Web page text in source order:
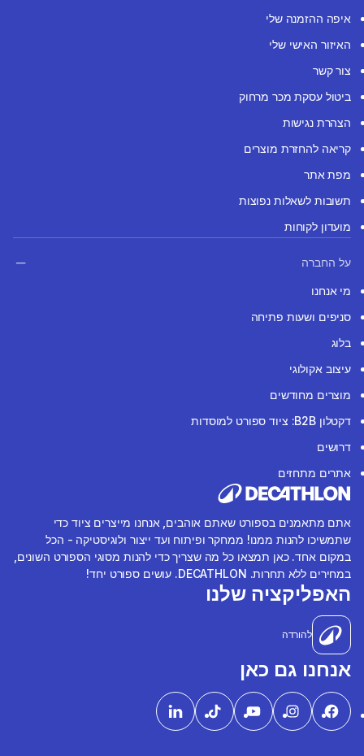
איפה ההזמנה שלי
האיזור האישי שלי
צור קשר
ביטול עסקת מכר מרחוק
הצהרת נגישות
קריאה להחזרת מוצרים
מפת אתר
תשובות לשאלות נפוצות
מועדון לקוחות
על החברה
מי אנחנו
סניפים ושעות פתיחה
בלוג
עיצוב אקולוגי
מוצרים מחודשים
דקטלון B2B: ציוד ספורט למוסדות
דרושים
אתרים מתחזים
אתם מתאמנים בספורט שאתם אוהבים, אנחנו מייצרים ציוד כדי
שתמשיכו להנות ממנו! ממחקר ופיתוח ועד ייצור ולוגיסטיקה - הכל
במקום אחד. כאן תמצאו כל מה שצריך כדי להנות מסוגי הספורט השונים,
במחירים ללא תחרות. DECATHLON. עושים ספורט יחד!
האפליקציה שלנו
להורדה
אנחנו גם כאן